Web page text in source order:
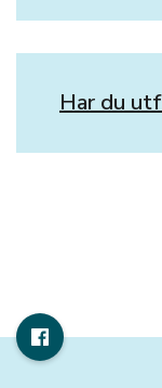
Har du